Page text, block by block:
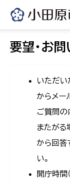
要望・お
いただい
からメー
ご質問の
またがる
から回答
い。
開庁時